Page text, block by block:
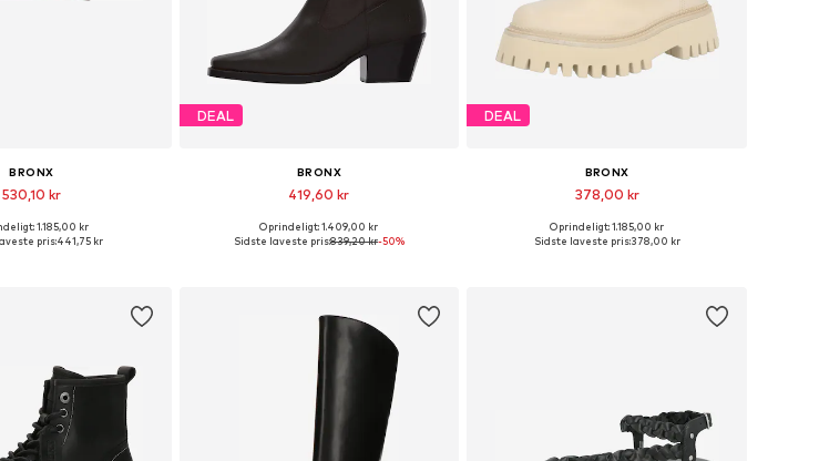
BRONX
530,10 kr
1.185,00 kr
pris:441,75 kr
DEAL
BRONX
419,60 kr
Tilgængelige størrelser: 39, 40
Oprindeligt: 1.409,00 kr
Sidste laveste pris:839,20 kr-50%
DEAL
BRONX
378,00 kr
Tilgængelige størrelser: 40, 41
Oprindeligt: 1.185,00 kr
Sidste laveste pris:378,00 kr